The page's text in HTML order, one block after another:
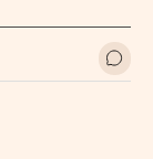
Ir a